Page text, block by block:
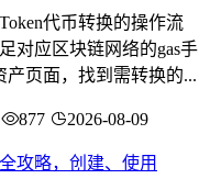
代币转换的操作流
对应区块链网络的gas手
产页面，找到需转换的...
877 2026-08-09